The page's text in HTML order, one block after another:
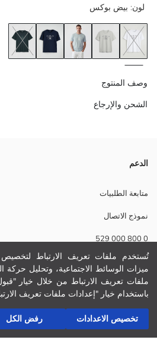
تُستخدم ملفات تعريف الارتباط لتخصيص
ميزات الوسائط الاجتماعية، وتحليل حركة
ملفات تعريف الارتباط من خلال خيار
باستخدام خيار "إعدادات ملفات تعريف
تخصيص الاعدادات رفض الكل
لون: بيض بوكس
أضف إلى
وصف المنتوج
الشحن والإرجاع
ومطبوع من القدّام.
الوزن:
تفاصيل الاستدامة:
نام تجاری:
حجم :
ثوب:
سماكة:
الدعم
متابعة الطلبيات
نموذج الاتصال
0 800 000 529
مساعدة
أسئلة مكررة
الإرجاع
تابعنا